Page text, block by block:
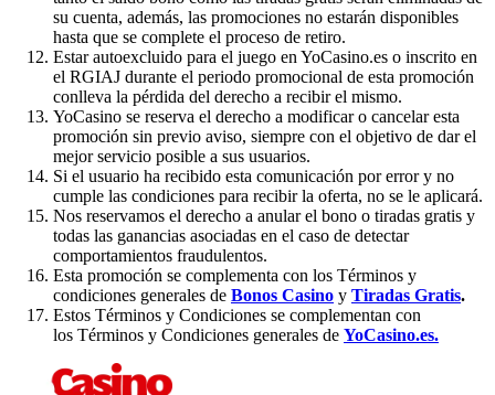
su cuenta, además, las promociones no estarán disponibles
hasta que se complete el proceso de retiro.
Estar autoexcluido para el juego en YoCasino.es o inscrito en
el RGIAJ durante el periodo promocional de esta promoción
conlleva la pérdida del derecho a recibir el mismo.
YoCasino se reserva el derecho a modificar o cancelar esta
promoción sin previo aviso, siempre con el objetivo de dar el
mejor servicio posible a sus usuarios.
Si el usuario ha recibido esta comunicación por error y no
cumple las condiciones para recibir la oferta, no se le aplicará.
Nos reservamos el derecho a anular el bono o tiradas gratis y
todas las ganancias asociadas en el caso de detectar
comportamientos fraudulentos.
Esta promoción se complementa con los Términos y
condiciones generales de Bonos Casino y Tiradas Gratis.
Estos Términos y Condiciones se complementan con
los Términos y Condiciones generales de YoCasino.es.